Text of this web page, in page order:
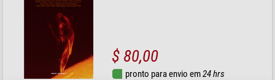
$ 80,00
pronto para envio em24 hrs